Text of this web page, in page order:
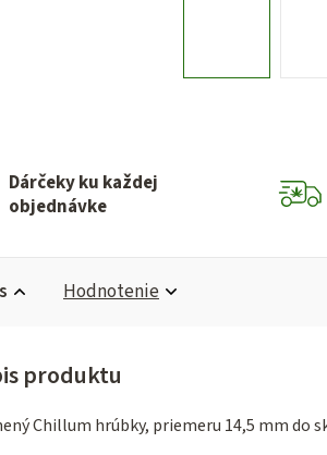
Dárčeky ku každej
objednávke
Hodnotenie
Chillum hrúbky, priemeru 14,5 mm do